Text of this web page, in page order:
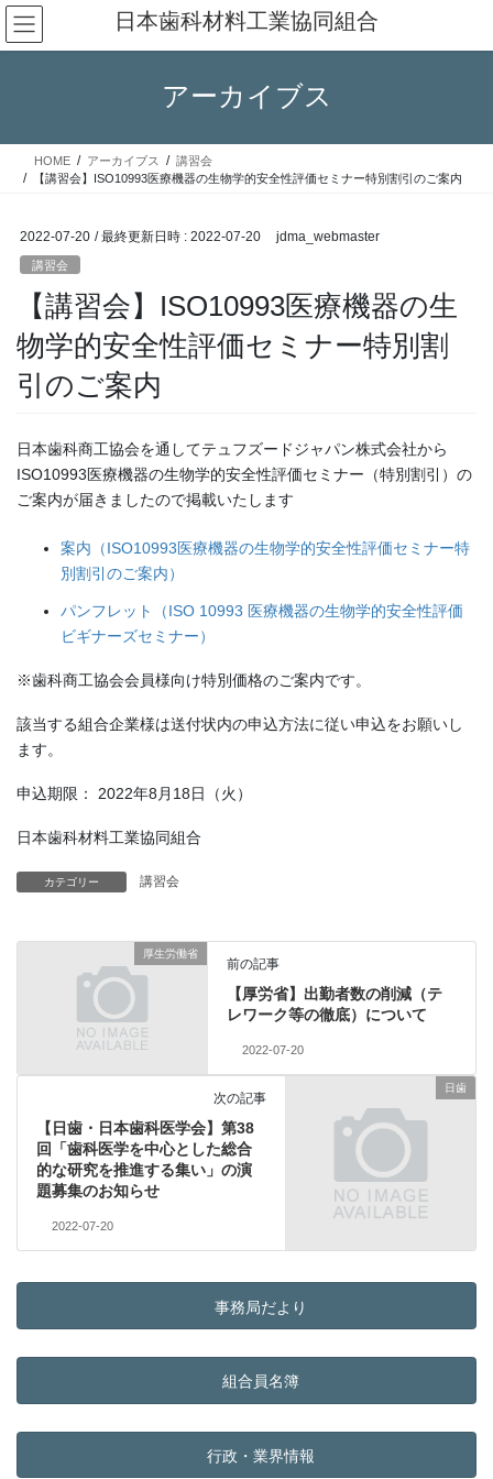
コ
ン
テ
ス
ナ
ビ
ゲ
ン
日本歯科材料工業協同組合
アーカイブス
HOME アーカイブス
講習会
【講習会】ISO10993医療機器の生物学的安全性評価セミナー特別割引のご案内
2022-07-20 / 最終更新日時 : 2022-07-20 jdma_webmaster
講習会
【講習会】ISO10993医療機器の生
物学的安全性評価セミナー特別割
引のご案内
日本歯科商工協会を通してテュフズードジャパン株式会社から
ISO10993医療機器の生物学的安全性評価セミナー（特別割引）の
ご案内が届きましたので掲載いたします
案内（ISO10993医療機器の生物学的安全性評価セミナー特
別割引のご案内）
パンフレット（ISO 10993 医療機器の生物学的安全性評価
ビギナーズセミナー）
※歯科商工協会会員様向け特別価格のご案内です。
該当する組合企業様は送付状内の申込方法に従い申込をお願いし
ます。
申込期限： 2022年8月18日（火）
日本歯科材料工業協同組合
カテゴリー 講習会
厚生労働省
前の記事
【厚労省】出勤者数の削減（テ
レワーク等の徹底）について
2022-07-20
日歯
次の記事
【日歯・日本歯科医学会】第38
回「歯科医学を中心とした総合
的な研究を推進する集い」の演
題募集のお知らせ
2022-07-20
事務局だより
組合員名簿
行政・業界情報